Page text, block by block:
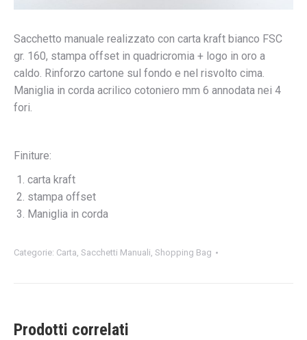
Sacchetto manuale realizzato con carta kraft bianco FSC
gr. 160, stampa offset in quadricromia + logo in oro a
caldo. Rinforzo cartone sul fondo e nel risvolto cima.
Maniglia in corda acrilico cotoniero mm 6 annodata nei 4
fori.
Finiture:
carta kraft
stampa offset
Maniglia in corda
Categorie: Carta Sacchetti Manuali Shopping Bag
Prodotti correlati